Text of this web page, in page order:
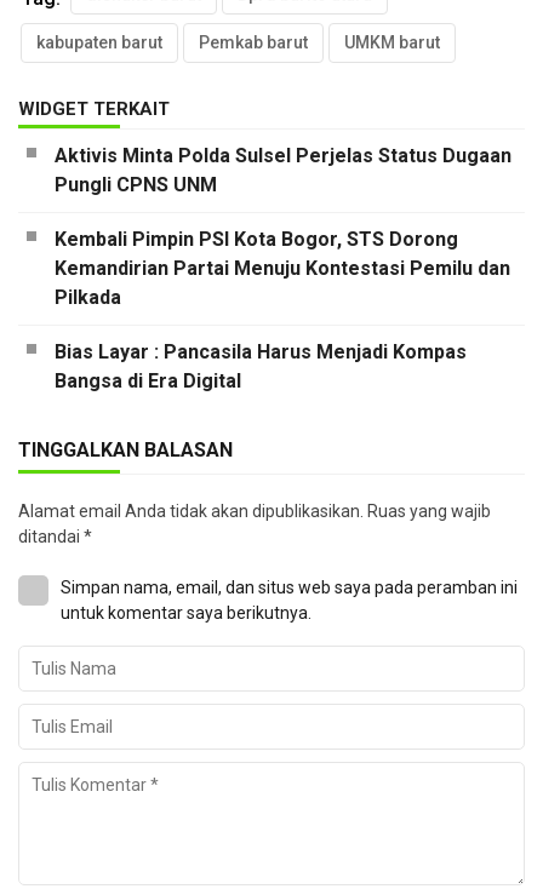
kabupaten barut Pemkab barut UMKM barut
WIDGET TERKAIT
Aktivis Minta Polda Sulsel Perjelas Status Dugaan
Pungli CPNS UNM
Kembali Pimpin PSI Kota Bogor, STS Dorong
Kemandirian Partai Menuju Kontestasi Pemilu dan
Pilkada
Bias Layar : Pancasila Harus Menjadi Kompas
Bangsa di Era Digital
TINGGALKAN BALASAN
Alamat email Anda tidak akan dipublikasikan. Ruas yang wajib
ditandai *
Simpan nama, email, dan situs web saya pada peramban ini
untuk komentar saya berikutnya.